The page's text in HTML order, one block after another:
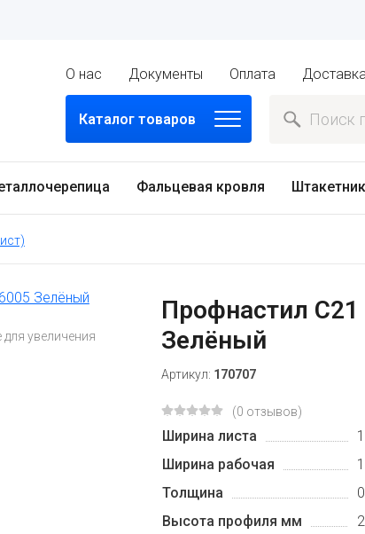
О нас Документы Оплата
Каталог товаров
Фальцевая кровля
увеличения
Профнастил C21
Зелёный
Артикул: 170707
(0 отзывов)
Ширина листа
Ширина рабочая
Толщина
Высота профиля мм